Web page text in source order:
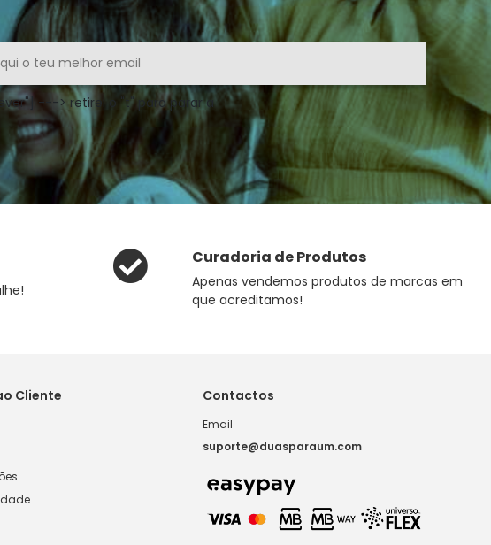
---> retirei o "t" para parar a
Curadoria de Produtos
Apenas vendemos produtos de marcas em
que acreditamos!
Cliente Contactos
Email
suporte@duasparaum.com